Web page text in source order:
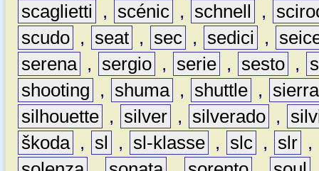
scaglietti
, scénic , schnell ,
scudo , seat , sec , sedici ,
serena , sergio , serie , sesto ,
shooting
, shuma , shuttle ,
sierra
silhouette , silver , silverado ,
škoda , sl , sl-klasse , slc , slr ,